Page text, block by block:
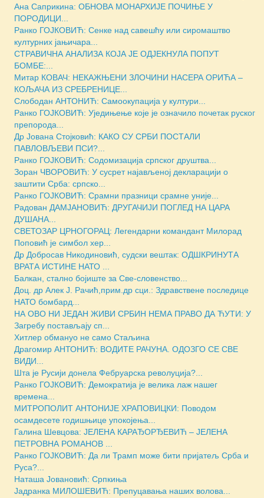
Ана Саприкина: ОБНОВА МОНАРХИЈЕ ПОЧИЊЕ У
ПОРОДИЦИ...
Ранко ГОЈКОВИЋ: Сенке над савешћу или сиромаштво
културних јањичара...
СТРАВИЧНА АНАЛИЗА КОЈА ЈЕ ОДЈЕКНУЛА ПОПУТ
БОМБЕ:...
Митар КОВАЧ: НЕКАЖЊЕНИ ЗЛОЧИНИ НАСЕРА ОРИЋА –
КОЉАЧА ИЗ СРЕБРЕНИЦЕ...
Слободан АНТОНИЋ: Самоокупација у култури...
Ранко ГОЈКОВИЋ: Уједињење које је означило почетак руског
препорода...
Др Јована Стојковић: КАКО СУ СРБИ ПОСТАЛИ
ПАВЛОВЉЕВИ ПСИ?...
Ранко ГОЈКОВИЋ: Содомизација српског друштва...
Зоран ЧВОРОВИЋ: У сусрет најављеној декларацији о
заштити Срба: српско...
Ранко ГОЈКОВИЋ: Срамни празници срамне уније...
Радован ДАМЈАНОВИЋ: ДРУГАЧИЈИ ПОГЛЕД НА ЦАРА
ДУШАНА...
СВЕТОЗАР ЦРНОГОРАЦ: Легендарни командант Милорад
Поповић је симбол хер...
Др Добросав Никодиновић, судски вештак: ОДШКРИНУТА
ВРАТА ИСТИНЕ НАТО ...
Балкан, стално бојиште за Све-словенство...
Доц. др Алек Ј. Рачић,прим.др сци.: Здравствене последице
НАТО бомбард...
НА ОВО НИ ЈЕДАН ЖИВИ СРБИН НЕМА ПРАВО ДА ЋУТИ: У
Загребу постављају сп...
Хитлер обмануо не само Стаљина
Драгомир АНТОНИЋ: ВОДИТЕ РАЧУНА. ОДОЗГО СЕ СВЕ
ВИДИ...
Шта је Русији донела Фебруарска револуција?...
Ранко ГОЈКОВИЋ: Демократија је велика лаж нашег
времена...
МИТРОПОЛИТ АНТОНИЈЕ ХРАПОВИЦКИ: Поводом
осамдесете годишњице упокојења...
Галина Шевцова: ЈЕЛЕНА КАРАЂОРЂЕВИЋ – ЈЕЛЕНА
ПЕТРОВНА РОМАНОВ ...
Ранко ГОЈКОВИЋ: Да ли Трамп може бити пријатељ Срба и
Руса?...
Наташа Јовановић: Српкиња
Јадранка МИЛОШЕВИЋ: Препуцавања наших волова...